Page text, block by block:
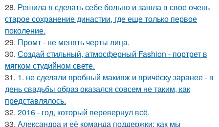
28. Решила я сделать себе больно и зашла в свое очень
старое сохранение династии, где еще только первое
поколение.
29. Промт - не менять черты лица.
30. Создай стильный, атмосферный Fashion - портрет в
мягком студийном свете.
31. 1. не сделали пробный макияж и причёску заранее - в
день свадьбы образ оказался совсем не таким, как
представлялось.
32. 2016 - год, который перевернул всё.
33. Александра и её команда поддержки: как мы